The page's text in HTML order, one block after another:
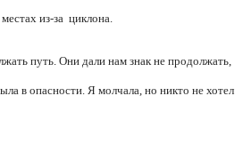
из-за циклона.
путь. Они дали нам знак не продолжать,
в опасности. Я молчала, но никто не хотел